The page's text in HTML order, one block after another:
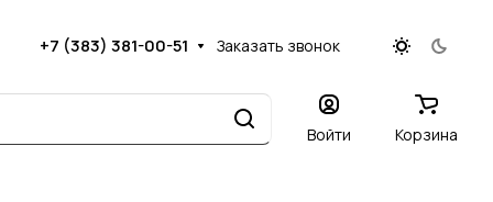
+7 (383) 381-00-51 Заказать звонок
Войти Корзина